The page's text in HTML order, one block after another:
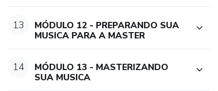
13
MÓDULO 12 - PREPARANDO SUA
MUSICA PARA A MASTER
14
MÓDULO 13 - MASTERIZANDO
SUA MUSICA